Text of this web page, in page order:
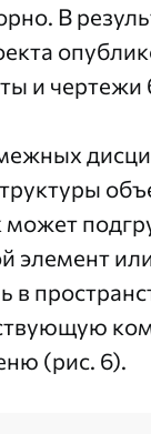
В
и чертежи
элемент
в
(рис. 6).